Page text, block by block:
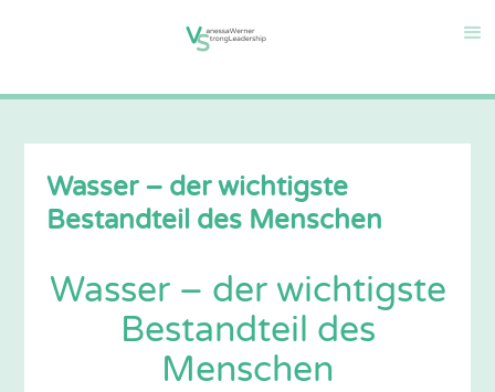
Wasser – der wichtigste
Bestandteil des Menschen
Wasser – der wichtigste
Bestandteil des
Menschen